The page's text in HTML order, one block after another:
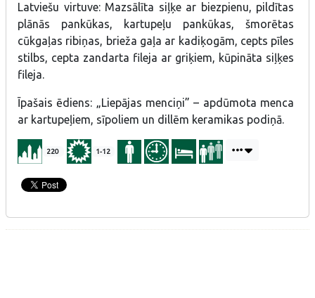
Latviešu virtuve: Mazsālīta siļķe ar biezpienu, pildītas
plānās pankūkas, kartupeļu pankūkas, šmorētas
cūkgaļas ribiņas, brieža gaļa ar kadiķogām, cepts pīles
stilbs, cepta zandarta fileja ar griķiem, kūpināta siļķes
fileja.
Īpašais ēdiens: „Liepājas menciņi” – apdūmota menca
ar kartupeļiem, sīpoliem un dillēm keramikas podiņā.
220 1-12